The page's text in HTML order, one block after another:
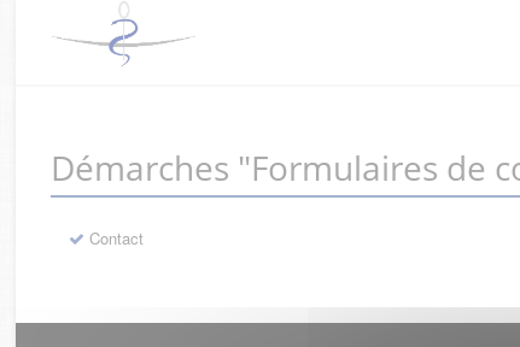
Démarches "Formulaires de
Contact